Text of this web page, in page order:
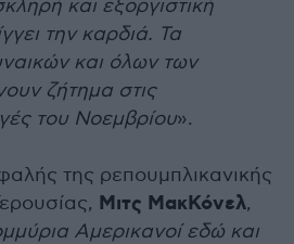
και εξοργιστική
την καρδιά. Τα
και όλων των
ζήτημα στις
του Νοεμβρίου».
της ρεπουμπλικανικής
Μιτς ΜακΚόνελ,
Αμερικανοί εδώ και